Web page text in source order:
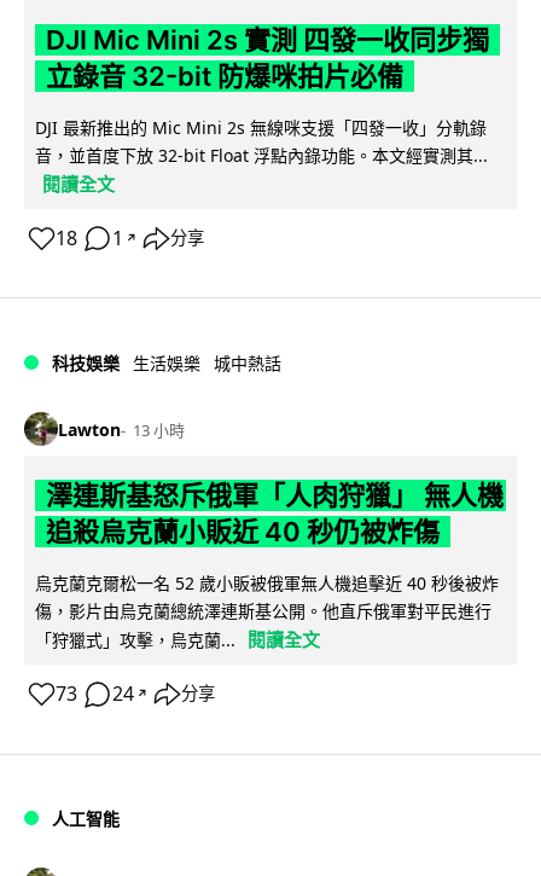
DJI Mic Mini 2s 實測 四發一收同步獨
立錄音 32-bit 防爆咪拍片必備
DJI 最新推出的 Mic Mini 2s 無線咪支援「四發一收」分軌錄
音，並首度下放 32-bit Float 浮點內錄功能。本文經實測其...
閱讀全文
18 1 ↗ 分享
科技娛樂 生活娛樂 城中熱話
Lawton 13 小時
澤連斯基怒斥俄軍「人肉狩獵」 無人機
追殺烏克蘭小販近 40 秒仍被炸傷
烏克蘭克爾松一名 52 歲小販被俄軍無人機追擊近 40 秒後被炸
傷，影片由烏克蘭總統澤連斯基公開。他直斥俄軍對平民進行
「狩獵式」攻擊，烏克蘭...
閱讀全文
73 24 ↗ 分享
人工智能